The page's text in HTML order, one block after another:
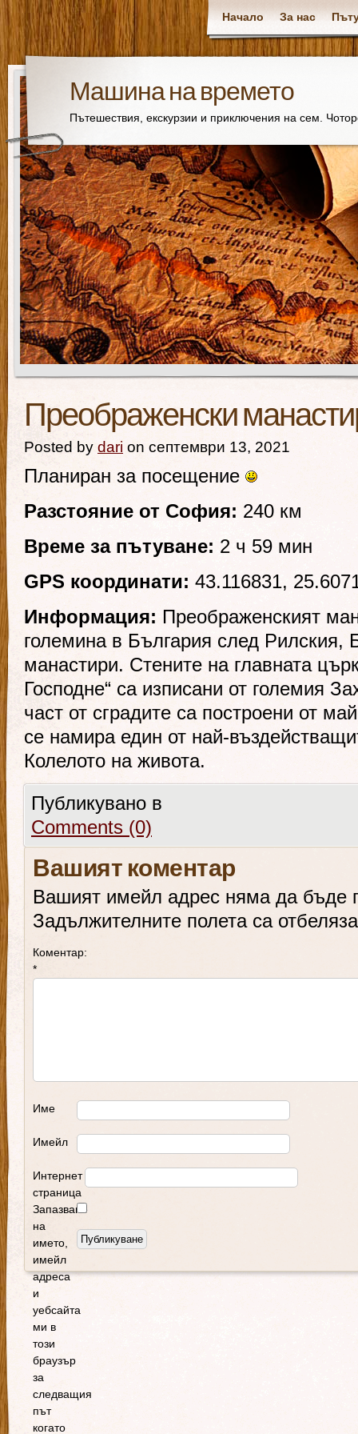
Начало За нас
Машина на времето
Пътешествия, екскурзии и приключения на сем.
Преображенски
Posted by dari on септември 13, 2021
Планиран за посещение
Разстояние от София: 240 км
Време за пътуване: 2 ч 59 мин
GPS координати: 43.116831,
Информация: Преображенският
големина в България след Рилския,
манастири. Стените на главната
Господне“ са изписани от големия
част от сградите са построени от
се намира един от най-
Колелото на живота.
Публикувано в
Comments (0)
Вашият коментар
Вашият имейл адрес няма да бъде
Задължителните полета са
Коментар:
*
Име
Имейл
Интернет
страница
Запазване
на
името,
имейл
адреса
и
уебсайта
ми в
този
браузър
за
следващия
път
когато